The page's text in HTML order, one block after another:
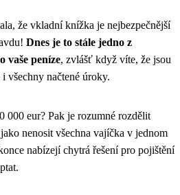
že vkladní knížka je nejbezpečnější
Dnes je to stále jedno z
vaše peníze, zvlášť když víte, že jsou
všechny načtené úroky.
000 eur? Pak je rozumné rozdělit
nenosit všechna vajíčka v jednom
nabízejí chytrá řešení pro pojištění